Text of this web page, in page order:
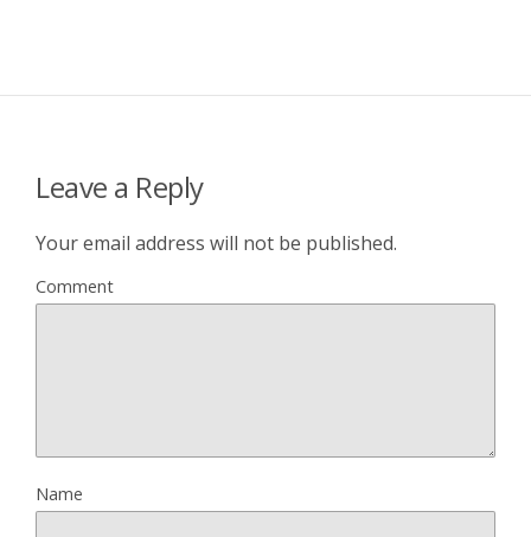
Leave a Reply
Your email address will not be published.
Comment
Name